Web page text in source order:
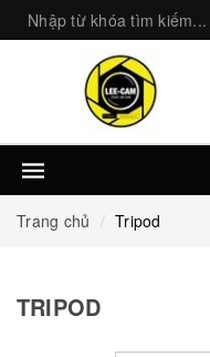
Trang chủ Tripod
TRIPOD